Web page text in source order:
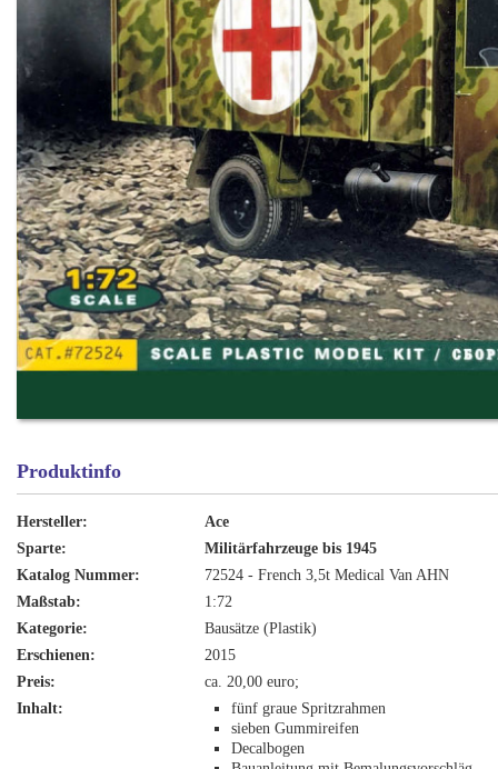
Produktinfo
Hersteller:
Ace
Sparte:
Militärfahrzeuge bis 1945
Katalog Nummer:
72524 - French 3,5t Medical Van AHN
Maßstab:
1:72
Kategorie:
Bausätze (Plastik)
Erschienen:
2015
Preis:
ca. 20,00 euro;
Inhalt:
fünf graue Spritzrahmen
sieben Gummireifen
Decalbogen